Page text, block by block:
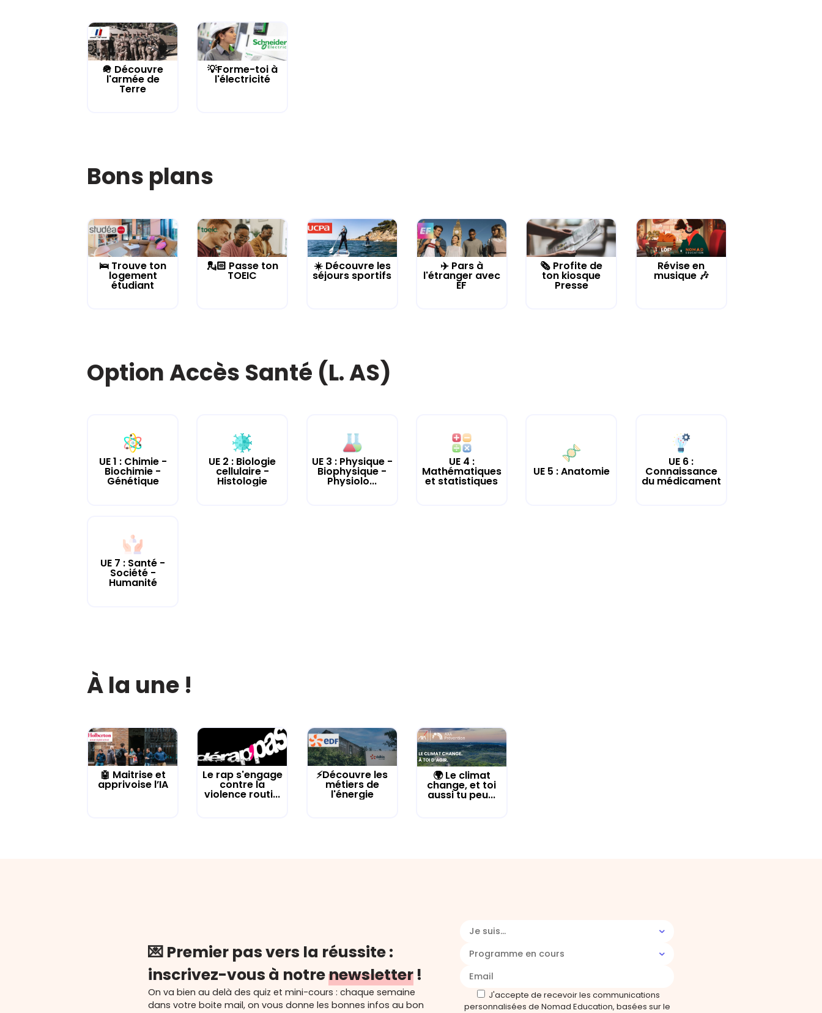
🪖 Découvre
l'armée de
Terre
💡Forme-toi à
l'électricité
Bons plans
🛌 Trouve ton
logement
étudiant
💂🏻 Passe ton
TOEIC
☀️ Découvre les
séjours sportifs
✈️ Pars à
l'étranger avec
EF
🗞️ Profite de
ton kiosque
Presse
Révise en
musique 🎶
Option Accès Santé (L. AS)
UE 1 : Chimie -
Biochimie -
Génétique
UE 2 : Biologie
cellulaire -
Histologie
UE 3 : Physique -
Biophysique -
Physiolo...
UE 4 :
Mathématiques
et statistiques
UE 5 : Anatomie
UE 6 :
Connaissance
du médicament
UE 7 : Santé -
Société -
Humanité
À la une !
🤖 Maitrise et
apprivoise l’IA
Le rap s'engage
contre la
violence routi...
⚡Découvre les
métiers de
l'énergie
🌍 Le climat
change, et toi
aussi tu peu...
💌 Premier pas vers la réussite :
inscrivez-vous à notrenewsletter !
On va bien au delà des quiz et mini-cours : chaque semaine
dans votre boite mail, on vous donne les bonnes infos au bon
Je suis...
Programme en cours
J'accepte de recevoir les communications
personnalisées de Nomad Education, basées sur le